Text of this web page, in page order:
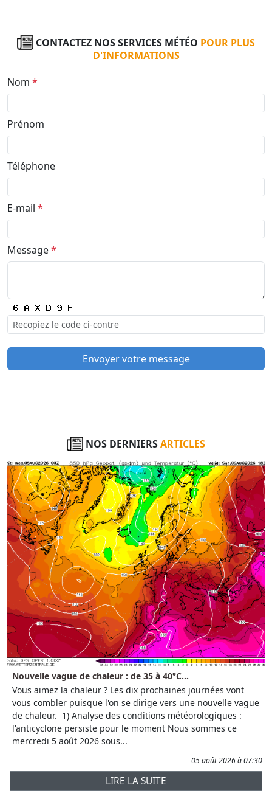
CONTACTEZ NOS SERVICES MÉTÉO POUR PLUS
D'INFORMATIONS
Nom *
Prénom
Téléphone
E-mail *
Message*
Envoyer votre message
NOS DERNIERSARTICLES
Nouvelle vague de chaleur : de 35 à 40°C...
Vous aimez la chaleur ? Les dix prochaines journées vont
vous combler puisque l'on se dirige vers une nouvelle vague
de chaleur. 1) Analyse des conditions météorologiques :
l'anticyclone persiste pour le moment Nous sommes ce
mercredi 5 août 2026 sous...
05 août 2026 à 07:30
LIRE LA SUITE